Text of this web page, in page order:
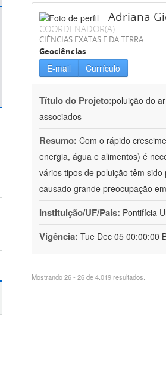
Adriana
COORDENADOR(A)
CIÊNCIAS EXATAS E DA TERRA
Geociências
E-mail Currículo
Título do Projeto:poluição do
associados
Resumo: Com o rápido
energia, água e alimentos) é
vários tipos de poluição têm
causado grande preocupação
Instituição/UF/País: Pontifícia
Vigência: Tue Dec 05 00:00:00
Mostrando 26 - 26 de 4.019 resultados.